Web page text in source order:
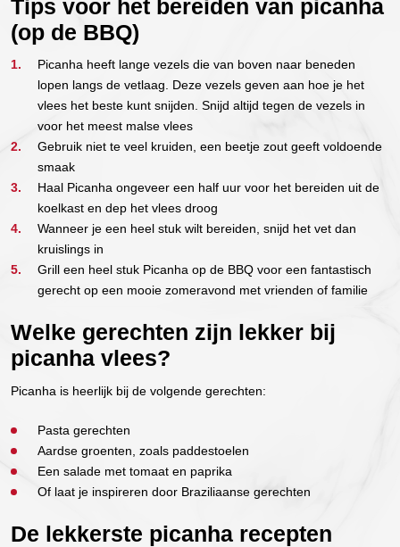
Tips voor het bereiden van picanha
(op de BBQ)
Picanha heeft lange vezels die van boven naar beneden
lopen langs de vetlaag. Deze vezels geven aan hoe je het
vlees het beste kunt snijden. Snijd altijd tegen de vezels in
voor het meest malse vlees
Gebruik niet te veel kruiden, een beetje zout geeft voldoende
smaak
Haal Picanha ongeveer een half uur voor het bereiden uit de
koelkast en dep het vlees droog
Wanneer je een heel stuk wilt bereiden, snijd het vet dan
kruislings in
Grill een heel stuk Picanha op de BBQ voor een fantastisch
gerecht op een mooie zomeravond met vrienden of familie
Welke gerechten zijn lekker bij
picanha vlees?
Picanha is heerlijk bij de volgende gerechten:
Pasta gerechten
Aardse groenten, zoals paddestoelen
Een salade met tomaat en paprika
Of laat je inspireren door Braziliaanse gerechten
De lekkerste picanha recepten